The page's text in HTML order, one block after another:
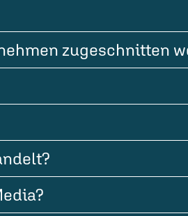
zugeschnitten